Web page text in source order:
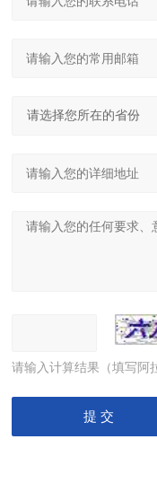
请输入计算结果（填写阿